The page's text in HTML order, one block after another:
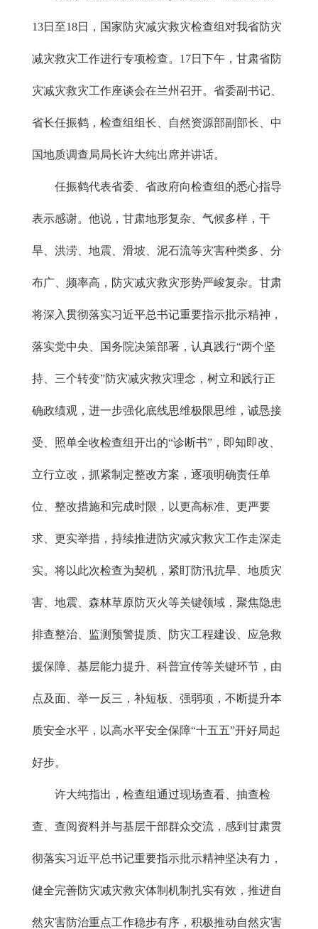
13日至18日，国家防灾减灾救灾检查组对我省防灾
减灾救灾工作进行专项检查。17日下午，甘肃省防
灾减灾救灾工作座谈会在兰州召开。省委副书记、
省长任振鹤，检查组组长、自然资源部副部长、中
国地质调查局局长许大纯出席并讲话。
任振鹤代表省委、省政府向检查组的悉心指导
表示感谢。他说，甘肃地形复杂、气候多样，干
旱、洪涝、地震、滑坡、泥石流等灾害种类多、分
布广、频率高，防灾减灾救灾形势严峻复杂。甘肃
将深入贯彻落实习近平总书记重要指示批示精神，
落实党中央、国务院决策部署，认真践行“两个坚
持、三个转变”防灾减灾救灾理念，树立和践行正
确政绩观，进一步强化底线思维极限思维，诚恳接
受、照单全收检查组开出的“诊断书”，即知即改、
立行立改，抓紧制定整改方案，逐项明确责任单
位、整改措施和完成时限，以更高标准、更严要
求、更实举措，持续推进防灾减灾救灾工作走深走
实。将以此次检查为契机，紧盯防汛抗旱、地质灾
害、地震、森林草原防灭火等关键领域，聚焦隐患
排查整治、监测预警提质、防灾工程建设、应急救
援保障、基层能力提升、科普宣传等关键环节，由
点及面、举一反三，补短板、强弱项，不断提升本
质安全水平，以高水平安全保障“十五五”开好局起
好步。
许大纯指出，检查组通过现场查看、抽查检
查、查阅资料并与基层干部群众交流，感到甘肃贯
彻落实习近平总书记重要指示批示精神坚决有力，
健全完善防灾减灾救灾体制机制扎实有效，推进自
然灾害防治重点工作稳步有序，积极推动自然灾害